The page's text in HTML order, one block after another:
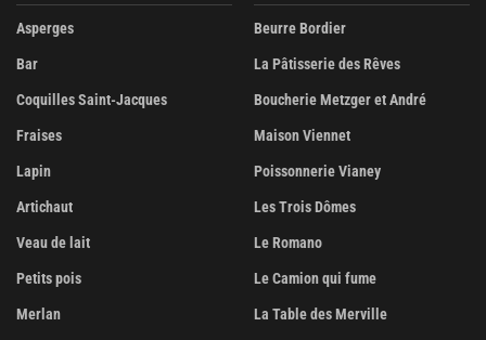
Asperges
Bar
Coquilles Saint-Jacques
Fraises
Lapin
Artichaut
Veau de lait
Petits pois
Merlan
Beurre Bordier
La Pâtisserie des Rêves
Boucherie Metzger et André
Maison Viennet
Poissonnerie Vianey
Les Trois Dômes
Le Romano
Le Camion qui fume
La Table des Merville